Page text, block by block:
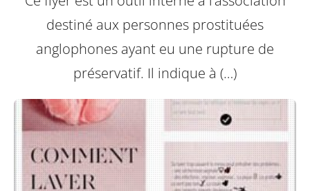
destiné aux personnes prostituées
anglophones ayant eu une rupture de
préservatif. Il indique à (…)